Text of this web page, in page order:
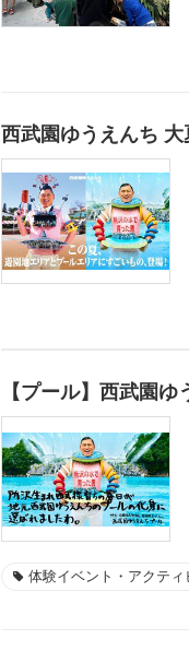
西武園ゆうえんち
【プール】西武園ゆ
体験イベント・アクティ